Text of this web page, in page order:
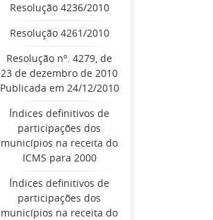
Resolução 4236/2010
Resolução 4261/2010
Resolução nº. 4279, de
23 de dezembro de 2010
Publicada em 24/12/2010
Índices definitivos de
participações dos
municípios na receita do
ICMS para 2000
Índices definitivos de
participações dos
municípios na receita do